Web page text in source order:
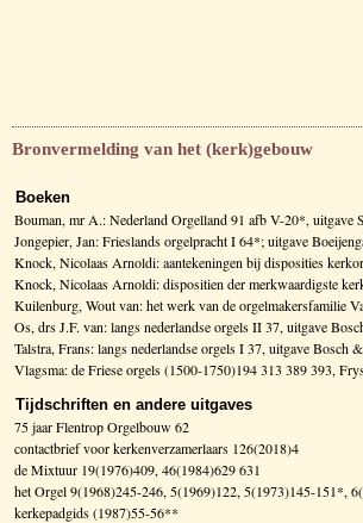
Bronvermelding van het (kerk)gebouw
Boeken
Bouman, mr A.: Nederland Orgelland 91 afb V-20*, uitgave
Jongepier, Jan: Frieslands orgelpracht I 64*; uitgave
Knock, Nicolaas Arnoldi: aantekeningen bij disposities
Knock, Nicolaas Arnoldi: dispositien der merkwaardigste
Kuilenburg, Wout van: het werk van de orgelmakersfamilie
Os, drs J.F. van: langs nederlandse orgels II 37, uitgave
Talstra, Frans: langs nederlandse orgels I 37, uitgave Bosch
Vlagsma: de Friese orgels (1500-1750)194 313 389 393,
Tijdschriften en andere uitgaves
75 jaar Flentrop Orgelbouw 62
contactbrief voor kerkenverzamerlaars 126(2018)4
de Mixtuur 19(1976)409, 46(1984)629 631
het Orgel 9(1968)245-246, 5(1969)122, 5(1973)145-151*,
kerkepadgids (1987)55-56**